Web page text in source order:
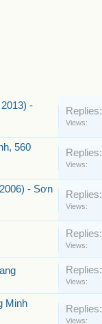
-
Replies:
Views:
560
Replies:
Views:
- Sơn
Replies:
Views:
Replies:
Views:
Replies:
Views:
Minh
Replies:
Views: